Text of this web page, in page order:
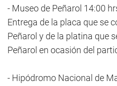
- Museo de Peñarol 14:00
Entrega de la placa que se
Peñarol y de la platina que
Peñarol en ocasión del
- Hipódromo Nacional de